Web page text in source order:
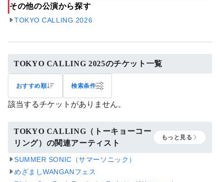
その他の公演から探す
TOKYO CALLING 2026
TOKYO CALLING 2025のチケット一覧
おすすめ順 検索条件
該当するチケットがありません。
TOKYO CALLING（トーキョーコー
リング）の関連アーティスト
もっと見る
SUMMER SONIC（サマーソニック）
めざましWANGANフェス